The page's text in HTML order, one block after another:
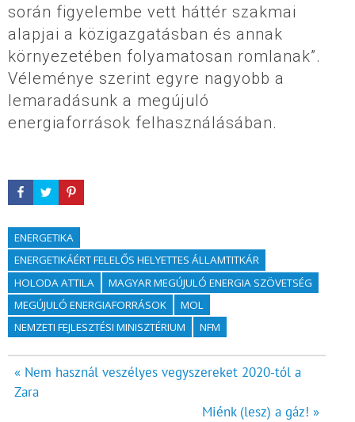
során figyelembe vett háttér szakmai
alapjai a közigazgatásban és annak
környezetében folyamatosan romlanak”.
Véleménye szerint egyre nagyobb a
lemaradásunk a megújuló
energiaforrások felhasználásában.
ENERGETIKA
ENERGETIKÁÉRT FELELŐS HELYETTES ÁLLAMTITKÁR
HOLODA ATTILA
MAGYAR MEGÚJULÓ ENERGIA SZÖVETSÉG
MEGÚJULÓ ENERGIAFORRÁSOK
MOL
NEMZETI FEJLESZTÉSI MINISZTÉRIUM
NFM
Bejegyzés
navigáció
« Nem használ veszélyes vegyszereket 2020-tól a
Zara
Miénk (lesz) a gáz! »